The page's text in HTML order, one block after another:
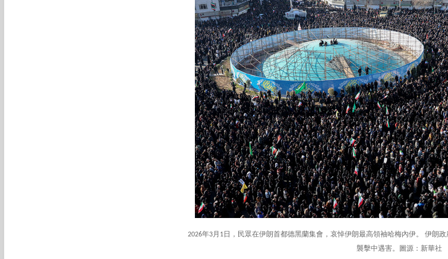
2026年3月1日，民眾在伊朗首都德黑蘭集會，哀悼伊朗最高領袖哈梅內伊。 伊朗
襲擊中遇害。圖源：新華社